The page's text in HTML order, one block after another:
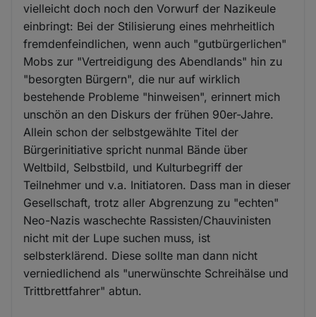
vielleicht doch noch den Vorwurf der Nazikeule
einbringt: Bei der Stilisierung eines mehrheitlich
fremdenfeindlichen, wenn auch "gutbürgerlichen"
Mobs zur "Vertreidigung des Abendlands" hin zu
"besorgten Bürgern", die nur auf wirklich
bestehende Probleme "hinweisen", erinnert mich
unschön an den Diskurs der frühen 90er-Jahre.
Allein schon der selbstgewählte Titel der
Bürgerinitiative spricht nunmal Bände über
Weltbild, Selbstbild, und Kulturbegriff der
Teilnehmer und v.a. Initiatoren. Dass man in dieser
Gesellschaft, trotz aller Abgrenzung zu "echten"
Neo-Nazis waschechte Rassisten/Chauvinisten
nicht mit der Lupe suchen muss, ist
selbsterklärend. Diese sollte man dann nicht
verniedlichend als "unerwünschte Schreihälse und
Trittbrettfahrer" abtun.